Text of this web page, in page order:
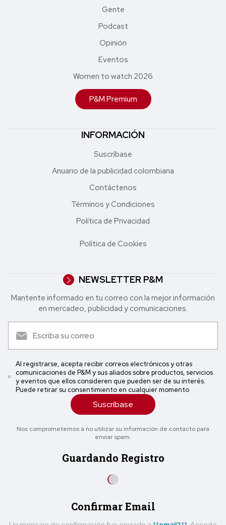
Gente
Podcast
Opinión
Eventos
Women to watch 2026
P&M Premium
INFORMACIÓN
Suscríbase
Anuario de la publicidad colombiana
Contáctenos
Términos y Condiciones
Política de Privacidad
Política de Cookies
NEWSLETTER P&M
Mantente informado en tu correo con la mejor in formación
en mercadeo, publicidad y comunicaciones.
Al registrarse, acepta recibir correos electrónicos y otras
comunicaciones de P&M y sus aliados sobre productos, servicios
y eventos que ellos consideren que pueden ser de su interés.
Puede retirar su consentimiento en cualquier momento
Suscríbase
Nos comprometemos a no utilizar su información de contacto para
enviar spam.
Guardando Registro
Confirmar Email